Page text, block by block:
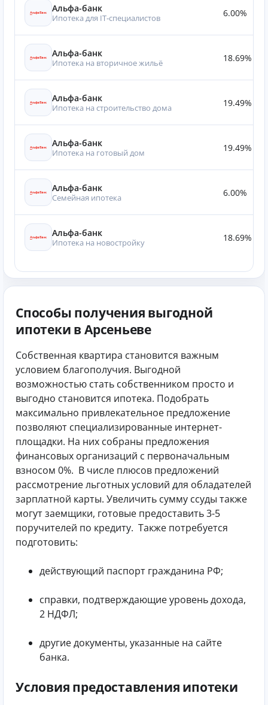
Альфа-банк
Ипотека для IT‑специалистов 6.00%
Альфа-банк
Ипотека на вторичное жильё 18.69%
Альфа-банк
Ипотека на строительство дома 19.49%
Альфа-банк
Ипотека на готовый дом 19.49%
Альфа-банк
Семейная ипотека 6.00%
Альфа-банк
Ипотека на новостройку 18.69%
Способы получения выгодной
ипотеки в Арсеньеве
Собственная квартира становится важным
условием благополучия. Выгодной
возможностью стать собственником просто и
выгодно становится ипотека. Подобрать
максимально привлекательное предложение
позволяют специализированные интернет-
площадки. На них собраны предложения
финансовых организаций с первоначальным
взносом 0%. В числе плюсов предложений
рассмотрение льготных условий для обладателей
зарплатной карты. Увеличить сумму ссуды также
могут заемщики, готовые предоставить 3-5
поручителей по кредиту. Также потребуется
подготовить:
действующий паспорт гражданина РФ;
справки, подтверждающие уровень дохода,
2 НДФЛ;
другие документы, указанные на сайте
банка.
Условия предоставления ипотеки